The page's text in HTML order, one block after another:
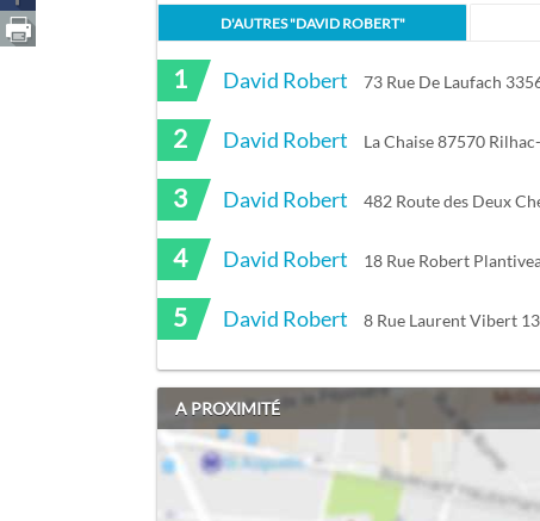
D'AUTRES "DAVID ROBERT"
1 David Robert 73 Rue De Laufach
2 David Robert La Chaise 87570
3 David Robert 482 Route des Deux
4 David Robert 18 Rue Robert
5 David Robert 8 Rue Laurent Vibert
A PROXIMITÉ